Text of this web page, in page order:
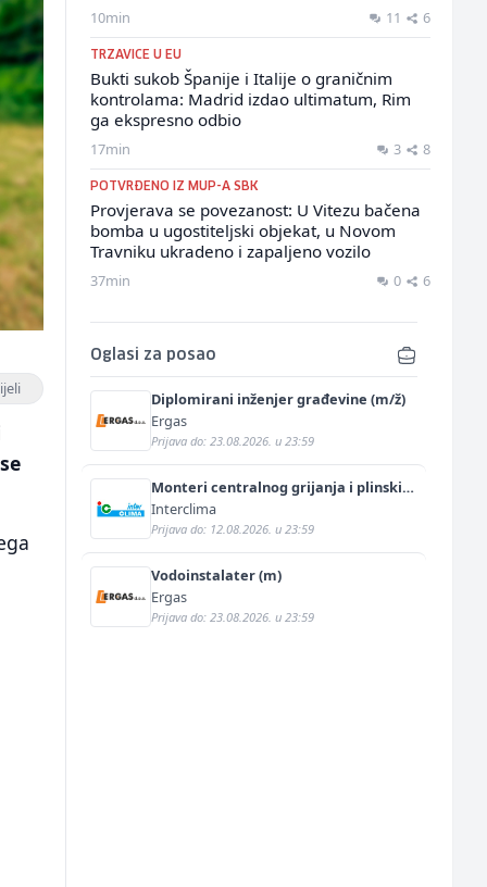
10min 11 6
TRZAVICE U EU
Bukti sukob Španije i Italije o graničnim
kontrolama: Madrid izdao ultimatum, Rim
ga ekspresno odbio
17min 3 8
POTVRĐENO IZ MUP-A SBK
Provjerava se povezanost: U Vitezu bačena
bomba u ugostiteljski objekat, u Novom
Travniku ukradeno i zapaljeno vozilo
37min 0 6
Oglasi za posao
Diplomirani inženjer građevine (m/ž)
Ergas
Prijava do: 23.08.2026. u 23:59
Monteri centralnog grijanja i plinskih
instalacija (m)
Interclima
Prijava do: 12.08.2026. u 23:59
Vodoinstalater (m)
Ergas
Prijava do: 23.08.2026. u 23:59